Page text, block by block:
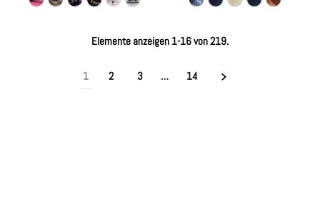
Elemente anzeigen 1-16 von 219.
1 2 3 … 14